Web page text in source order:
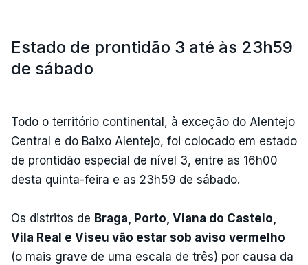
Estado de prontidão 3 até às 23h59
de sábado
Todo o território continental, à exceção do Alentejo
Central e do Baixo Alentejo, foi colocado em estado
de prontidão especial de nível 3, entre as 16h00
desta quinta-feira e as 23h59 de sábado.
Os distritos de Braga, Porto, Viana do Castelo,
Vila Real e Viseu vão estar sob aviso vermelho
(o mais grave de uma escala de três) por causa da